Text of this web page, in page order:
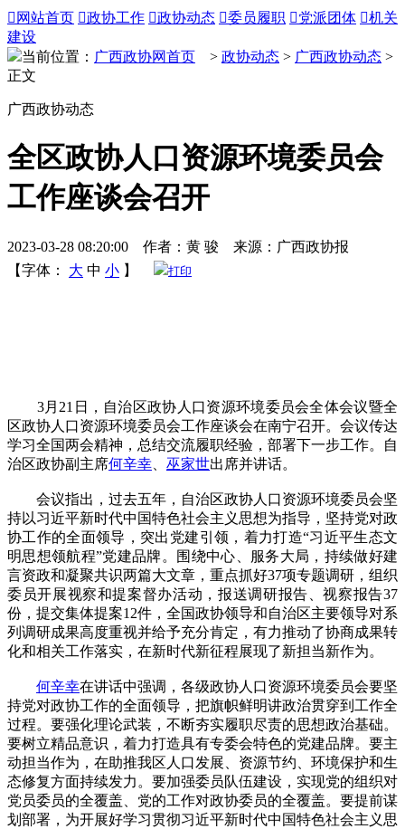
 网站首页 政协工作 政协动态 委员履职 党派团体 机关
建设
当前位置： 广西政协网首页 > 政协动态 > 广西政协动态 >
正文
广西政协动态
全区政协人口资源环境委员会
工作座谈会召开
2023-03-28 08:20:00 作者：黄 骏 来源：广西政协报
【字体：
大 中 小 】 打印
3月21日，自治区政协人口资源环境委员会全体会议暨全
区政协人口资源环境委员会工作座谈会在南宁召开。会议传达
学习全国两会精神，总结交流履职经验，部署下一步工作。自
治区政协副主席何辛幸 巫家世出席并讲话。
会议指出，过去五年，自治区政协人口资源环境委员会坚
持以习近平新时代中国特色社会主义思想为指导，坚持党对政
协工作的全面领导，突出党建引领，着力打造“习近平生态文
明思想领航程”党建品牌。围绕中心、服务大局，持续做好建
言资政和凝聚共识两篇大文章，重点抓好37项专题调研，组织
委员开展视察和提案督办活动，报送调研报告、视察报告37
份，提交集体提案12件，全国政协领导和自治区主要领导对系
列调研成果高度重视并给予充分肯定，有力推动了协商成果转
化和相关工作落实，在新时代新征程展现了新担当新作为。
何辛幸在讲话中强调，各级政协人口资源环境委员会要坚
持党对政协工作的全面领导，把旗帜鲜明讲政治贯穿到工作全
过程。要强化理论武装，不断夯实履职尽责的思想政治基础。
要树立精品意识，着力打造具有专委会特色的党建品牌。要主
动担当作为，在助推我区人口发展、资源节约、环境保护和生
态修复方面持续发力。要加强委员队伍建设，实现党的组织对
党员委员的全覆盖、党的工作对政协委员的全覆盖。要提前谋
划部署，为开展好学习贯彻习近平新时代中国特色社会主义思